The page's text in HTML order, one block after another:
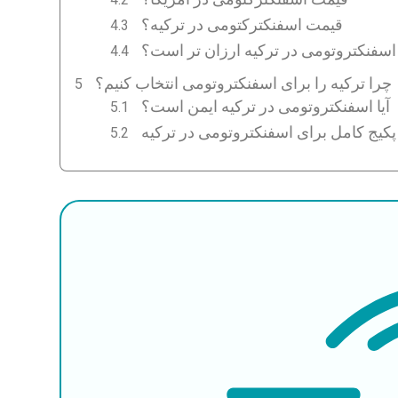
قیمت اسفنکترکتومی در ترکیه؟
در ترکیه ارزان تر است؟
چرا ترکیه را برای اسفنکتروتومی انتخاب کنیم؟
آیا اسفنکتروتومی در ترکیه ایمن است؟
پکیج کامل برای اسفنکتروتومی در ترکیه